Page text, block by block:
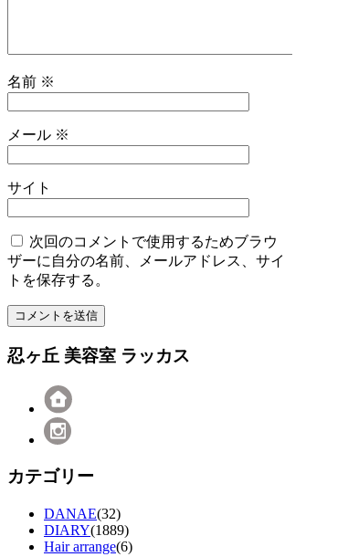
名前 ※
メール ※
サイト
次回のコメントで使用するためブラウ
ザーに自分の名前、メールアドレス、サイ
トを保存する。
忍ヶ丘 美容室 ラッカス
カテゴリー
DANAE(32)
DIARY(1889)
Hair arrange(6)